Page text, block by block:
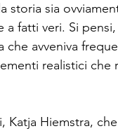
storia sia
a fatti veri. Si pensi,
avveniva
realistici che
Katja Hiemstra,